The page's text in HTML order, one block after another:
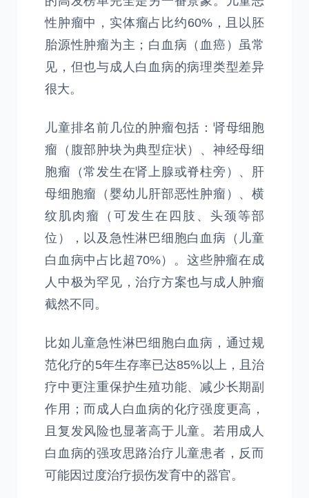
性肿瘤中，实体瘤占比约60%，且以胚
胎源性肿瘤为主；白血病（血癌）虽常
见，但也与成人白血病的病理类型差异
很大。
儿童排名前几位的肿瘤包括：肾母细胞
瘤（腹部肿块为典型症状）、神经母细
胞瘤（常发生在肾上腺或脊柱旁）、肝
母细胞瘤（婴幼儿肝部恶性肿瘤）、横
纹肌肉瘤（可发生在四肢、头颈等部
位），以及急性淋巴细胞白血病（儿童
白血病中占比超70%）。这些肿瘤在成
人中极为罕见，治疗方案也与成人肿瘤
截然不同。
比如儿童急性淋巴细胞白血病，通过规
范化疗的5年生存率已达85%以上，且治
疗中更注重保护生殖功能、减少长期副
作用；而成人白血病的化疗强度更高，
且复发风险也显著高于儿童。若用成人
白血病的强攻思路治疗儿童患者，反而
可能因过度治疗损伤发育中的器官。